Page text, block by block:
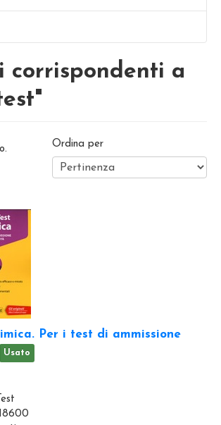
corrispondenti a
Ordina per
Per i test di ammissione
Usato